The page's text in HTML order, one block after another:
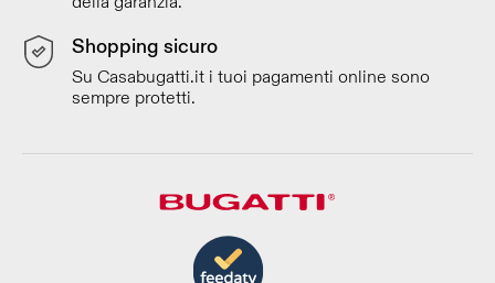
Shopping sicuro
Su Casabugatti.it i tuoi pagamenti online sono
sempre protetti.